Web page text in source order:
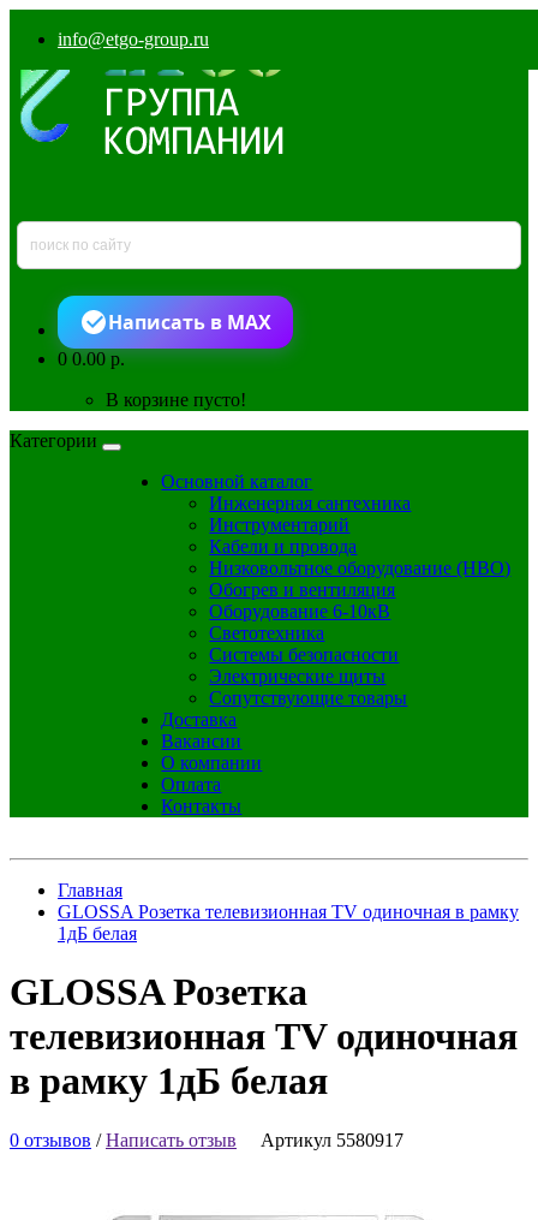
info@etgo-group.ru
Написать в MAX
00.00 р.
В корзине пусто!
Категории
Основной каталог
Инженерная сантехника
Инструментарий
Кабели и провода
Низковольтное оборудование (НВО)
Обогрев и вентиляция
Оборудование 6-10кВ
Светотехника
Системы безопасности
Электрические щиты
Сопутствующие товары
Доставка
Вакансии
О компании
Оплата
Контакты
Главная
GLOSSA Розетка телевизионная TV одиночная в рамку
1дБ белая
GLOSSA Розетка
телевизионная TV одиночная
в рамку 1дБ белая
0 отзывов /Написать отзыв Артикул 5580917